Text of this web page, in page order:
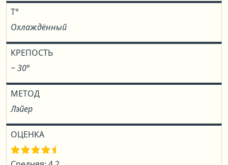
T°
Охлаждённый
КРЕПОСТЬ
~ 30°
МЕТОД
Лэйер
ОЦЕНКА